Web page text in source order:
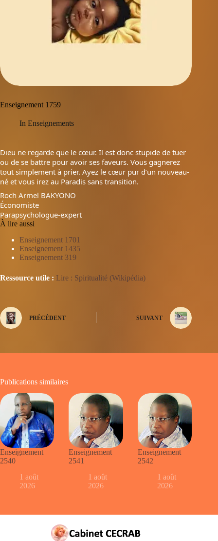
Enseignement 1759
In Enseignements
Dieu ne regarde que le cœur. Il est donc stupide de tuer
ou de se battre pour avoir ses faveurs. Vous gagnerez
tout simplement à prier. Ayez le cœur pur d’un nouveau-
né et vous irez au Paradis sans transition.
Roch Armel BAKYONO
Économiste
Parapsychologue-expert
À lire aussi
Enseignement 1701
Enseignement 1435
Enseignement 319
Ressource utile : Lire : Spiritualité (Wikipédia)
PRÉCÉDENT SUIVANT
Publications similaires
Enseignement
2540
1 août
2026
Enseignement
2541
1 août
2026
Enseignement
2542
1 août
2026